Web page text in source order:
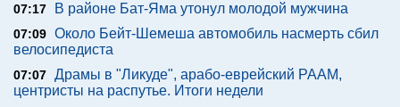
07:17 В районе Бат-Яма утонул молодой мужчина
07:09 Около Бейт-Шемеша автомобиль насмерть сбил
велосипедиста
07:07 Драмы в "Ликуде", арабо-еврейский РААМ,
центристы на распутье. Итоги недели